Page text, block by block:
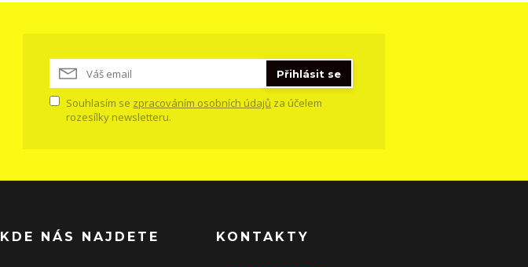
Přihlásit se
Souhlasím se zpracováním osobních údajů za účelem
rozesílky newsletteru.
KDE NÁS NAJDETE KONTAKTY